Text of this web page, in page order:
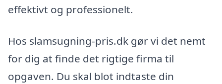
effektivt og professionelt.
Hos slamsugning-pris.dk gør vi det nemt
for dig at finde det rigtige firma til
opgaven. Du skal blot indtaste din